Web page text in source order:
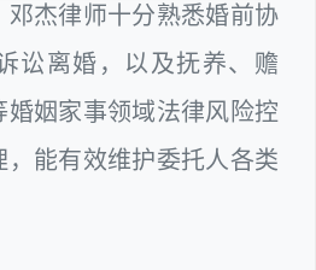
邓杰律师十分熟悉婚前协
讼离婚，以及抚养、赡
姻家事领域法律风险控
能有效维护委托人各类